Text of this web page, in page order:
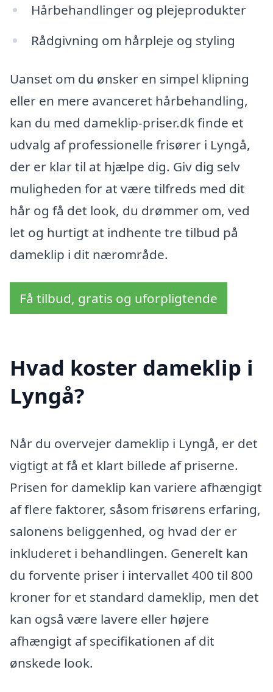
Hårbehandlinger og plejeprodukter
Rådgivning om hårpleje og styling
Uanset om du ønsker en simpel klipning
eller en mere avanceret hårbehandling,
kan du med dameklip-priser.dk finde et
udvalg af professionelle frisører i Lyngå,
der er klar til at hjælpe dig. Giv dig selv
muligheden for at være tilfreds med dit
hår og få det look, du drømmer om, ved
let og hurtigt at indhente tre tilbud på
dameklip i dit nærområde.
Få tilbud, gratis og uforpligtende
Hvad koster dameklip i
Lyngå?
Når du overvejer dameklip i Lyngå, er det
vigtigt at få et klart billede af priserne.
Prisen for dameklip kan variere afhængigt
af flere faktorer, såsom frisørens erfaring,
salonens beliggenhed, og hvad der er
inkluderet i behandlingen. Generelt kan
du forvente priser i intervallet 400 til 800
kroner for et standard dameklip, men det
kan også være lavere eller højere
afhængigt af specifikationen af dit
ønskede look.